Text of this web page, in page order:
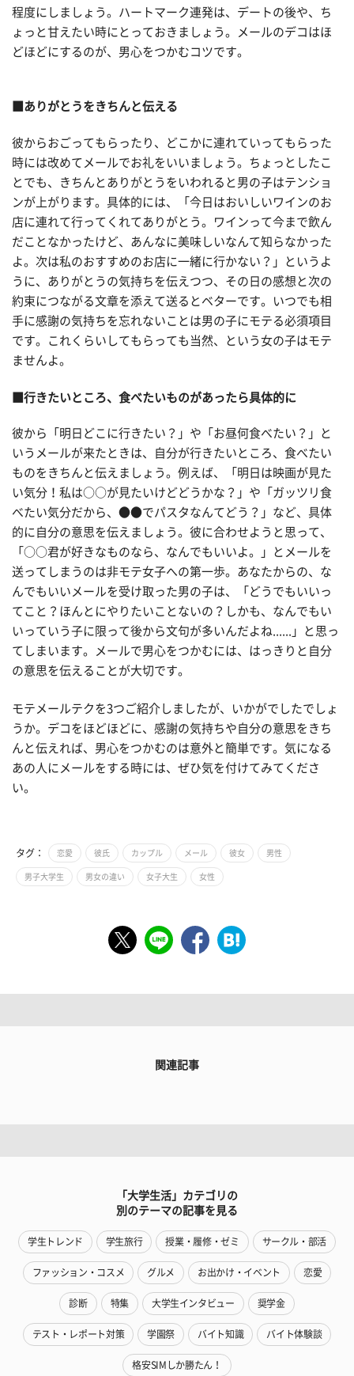
程度にしましょう。ハートマーク連発は、デートの後や、ち
ょっと甘えたい時にとっておきましょう。メールのデコはほ
どほどにするのが、男心をつかむコツです。
■ありがとうをきちんと伝える
彼からおごってもらったり、どこかに連れていってもらった
時には改めてメールでお礼をいいましょう。ちょっとしたこ
とでも、きちんとありがとうをいわれると男の子はテンショ
ンが上がります。具体的には、「今日はおいしいワインのお
店に連れて行ってくれてありがとう。ワインって今まで飲ん
だことなかったけど、あんなに美味しいなんて知らなかった
よ。次は私のおすすめのお店に一緒に行かない？」というよ
うに、ありがとうの気持ちを伝えつつ、その日の感想と次の
約束につながる文章を添えて送るとベターです。いつでも相
手に感謝の気持ちを忘れないことは男の子にモテる必須項目
です。これくらいしてもらっても当然、という女の子はモテ
ませんよ。
■行きたいところ、食べたいものがあったら具体的に
彼から「明日どこに行きたい？」や「お昼何食べたい？」と
いうメールが来たときは、自分が行きたいところ、食べたい
ものをきちんと伝えましょう。例えば、「明日は映画が見た
い気分！私は○○が見たいけどどうかな？」や「ガッツリ食
べたい気分だから、●●でパスタなんてどう？」など、具体
的に自分の意思を伝えましょう。彼に合わせようと思って、
「○○君が好きなものなら、なんでもいいよ。」とメールを
送ってしまうのは非モテ女子への第一歩。あなたからの、な
んでもいいメールを受け取った男の子は、「どうでもいいっ
てこと？ほんとにやりたいことないの？しかも、なんでもい
いっていう子に限って後から文句が多いんだよね......」と思っ
てしまいます。メールで男心をつかむには、はっきりと自分
の意思を伝えることが大切です。
モテメールテクを3つご紹介しましたが、いかがでしたでしょ
うか。デコをほどほどに、感謝の気持ちや自分の意思をきち
んと伝えれば、男心をつかむのは意外と簡単です。気になる
あの人にメールをする時には、ぜひ気を付けてみてくださ
い。
タグ： 恋愛 彼氏 カップル メール 彼女 男性
男子大学生 男女の違い 女子大生 女性
関連記事
「大学生活」カテゴリの
別のテーマの記事を見る
学生トレンド 学生旅行 授業・履修・ゼミ サークル・部活
ファッション・コスメ グルメ お出かけ・イベント 恋愛
診断 特集 大学生インタビュー 奨学金
テスト・レポート対策 学園祭 バイト知識 バイト体験談
格安SIMしか勝たん！